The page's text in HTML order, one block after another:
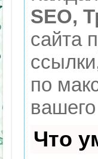
SEO,
сайта
по
Что